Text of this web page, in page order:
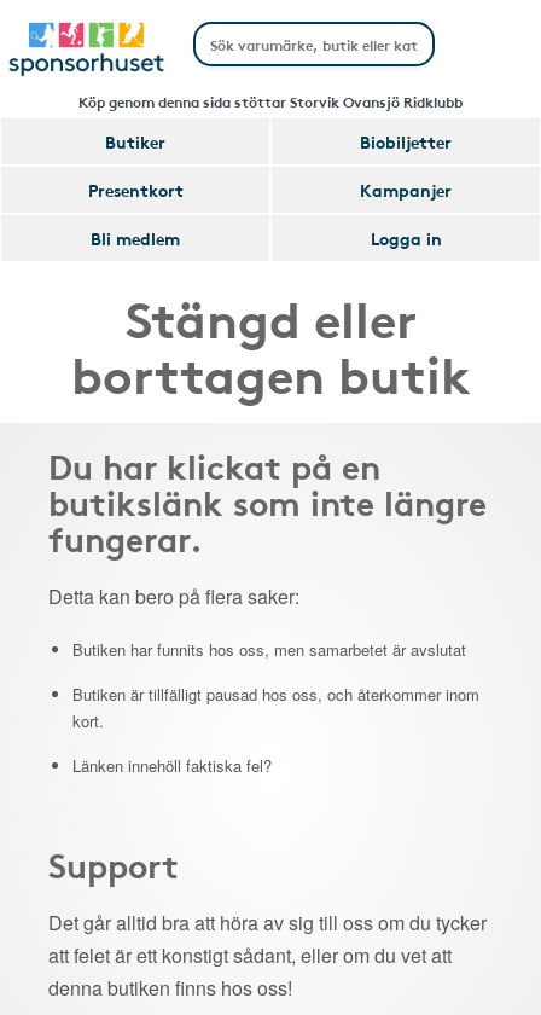
Köp genom denna sida stöttar Storvik Ovansjö Ridklubb
Butiker
Biobiljetter
Presentkort
Kampanjer
Bli medlem
Logga in
Stängd eller
borttagen butik
Du har klickat på en
butikslänk som inte längre
fungerar.
Detta kan bero på flera saker:
Butiken har funnits hos oss, men samarbetet är avslutat
Butiken är tillfälligt pausad hos oss, och återkommer inom
kort.
Länken innehöll faktiska fel?
Support
Det går alltid bra att höra av sig till oss om du tycker
att felet är ett konstigt sådant, eller om du vet att
denna butiken finns hos oss!